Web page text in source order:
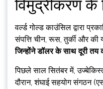
विमुद्रीकरण के
वर्ल्ड गोल्ड काउंसिल द्वारा
संपत्ति चीन, रूस, तुर्की और की
जिन्होंने डॉलर के साथ दूरी तय
पिछले साल सितंबर में,
दौरान, शंघाई सहयोग संगठन